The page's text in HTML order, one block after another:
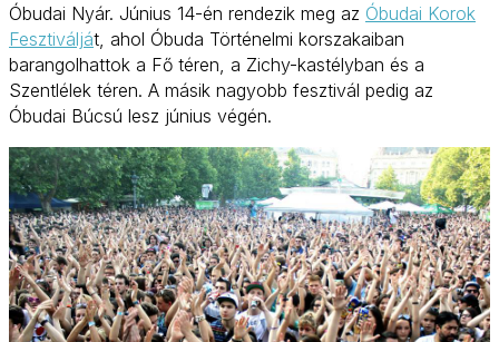
Óbudai Nyár. Június 14-én rendezik meg az Óbudai Korok
Fesztiválját, ahol Óbuda Történelmi korszakaiban
barangolhattok a Fő téren, a Zichy-kastélyban és a
Szentlélek téren. A másik nagyobb fesztivál pedig az
Óbudai Búcsú lesz június végén.